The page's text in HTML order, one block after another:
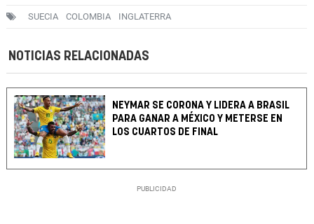
SUECIA COLOMBIA INGLATERRA
NOTICIAS RELACIONADAS
NEYMAR SE CORONA Y LIDERA A BRASIL
PARA GANAR A MÉXICO Y METERSE EN
LOS CUARTOS DE FINAL